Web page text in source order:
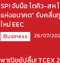
SPI จับมือ โตคิว-สห
แห่งอนาคต” รับคลื่น
ใหม่ EEC
Business 26/07/
พาณิชย์ปลื้ม! TCEX